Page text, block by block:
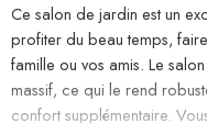
Ce salon de jardin est un
profiter du beau temps,
famille ou vos amis. Le
massif, ce qui le rend
confort supplémentaire.